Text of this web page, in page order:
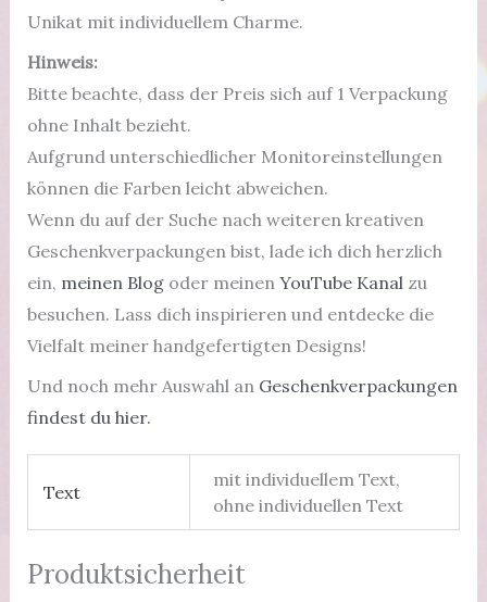
Unikat mit individuellem Charme.
Hinweis:
Bitte beachte, dass der Preis sich auf 1 Verpackung
ohne Inhalt bezieht.
Aufgrund unterschiedlicher Monitoreinstellungen
können die Farben leicht abweichen.
Wenn du auf der Suche nach weiteren kreativen
Geschenkverpackungen bist, lade ich dich herzlich
ein, meinen Blogoder meinen YouTube Kanalzu
besuchen. Lass dich inspirieren und entdecke die
Vielfalt meiner handgefertigten Designs!
Und noch mehr Auswahl an Geschenkverpackungen
findest du hier.
Text
mit individuellem Text,
ohne individuellen Text
Produktsicherheit